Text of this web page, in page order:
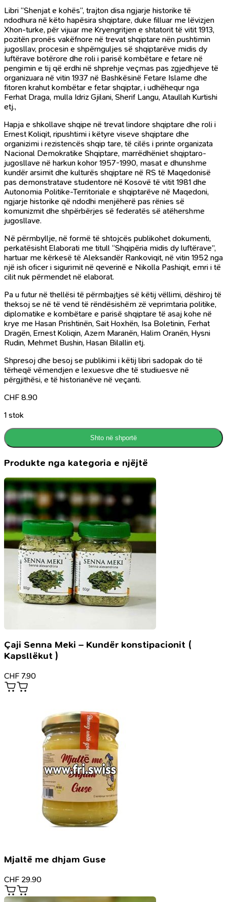
Libri “Shenjat e kohës‘‘, trajton disa ngjarje historike të
ndodhura në këto hapësira shqiptare, duke filluar me lëvizjen
Xhon-turke, për vijuar me Kryengritjen e shtatorit të vitit 1913,
pozitën pronës vakëfnore në trevat shqiptare nën pushtimin
jugosllav, procesin e shpërnguljes së shqiptarëve midis dy
Iuftërave botërore dhe roli i parisë kombëtare e fetare në
pengimin e tij që erdhi në shprehje veçmas pas zgjedhjeve të
organizuara në vitin 1937 në Bashkësinë Fetare Islame dhe
fitoren krahut kombëtar e fetar shqiptar, i udhëhequr nga
Ferhat Draga, mulla Idriz Gjilani, Sherif Langu, Ataullah Kurtishi
etj.,
Hapja e shkollave shqipe në trevat lindore shqiptare dhe roli i
Ernest Koliqit, ripushtimi i këtyre viseve shqiptare dhe
organizimi i rezistencës shqip tare, të cilës i printe organizata
Nacional Demokratike Shqiptare, marrëdhëniet shqiptaro-
jugosllave në harkun kohor 1957-1990, masat e dhunshme
kundër arsimit dhe kulturës shqiptare në RS të Maqedonisë
pas demonstratave studentore në Kosovë të vitit 1981 dhe
Autonomia Politike-Territoriale e shqiptarëve në Maqedoni,
ngjarje historike që ndodhi menjëherë pas rënies së
komunizmit dhe shpërbërjes së federatës së atëhershme
jugosllave.
Në përmbyllje, në formë të shtojcës publikohet dokumenti,
perkatësisht Elaborati me titull “Shqipëria midis dy luftërave”,
hartuar me kërkesë të Aleksandër Rankoviqit, në vitin 1952 nga
një ish oficer i sigurimit në qeverinë e Nikolla Pashiqit, emri i të
cilit nuk përmendet në elaborat.
Pa u futur në thellësi të përmbajtjes së këtij vëllimi, dëshiroj të
theksoj se në të vend të rëndësishëm zë veprimtaria politike,
diplomatike e kombëtare e parisë shqiptare të asaj kohe në
krye me Hasan Prishtinën, Sait Hoxhën, Isa Boletinin, Ferhat
Dragën, Ernest Koliqin, Azem Maranën, Halim Oranën, Hysni
Rudin, Mehmet Bushin, Hasan Bilallin etj.
Shpresoj dhe besoj se publikimi i këtij libri sadopak do të
tërheqë vëmendjen e lexuesve dhe të studiuesve në
përgjithësi, e të historianëve në veçanti.
CHF 8.90
1 stok
Shto në shportë
Produkte nga kategoria e njëjtë
Çaji Senna Meki – Kundër konstipacionit (
Kapsllëkut )
CHF 7.90
Mjaltë me dhjam Guse
CHF 29.90